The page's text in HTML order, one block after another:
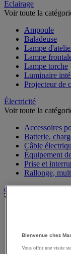
Éclairage
Voir toute la
Ampoule
Baladeuse
Lampe
Lampe
Lampe torche
Luminaire
Projecteur de
Électricité
Voir toute la
Accessoires
Batterie,
Câble
Équipement
Prise et
Rallonge,
Graissage et lubrifiant
Voir toute la catégorie
Lubrifiant et
Bienvenue chez
Vous offrir une visite